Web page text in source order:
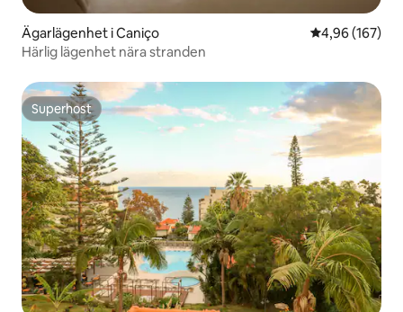
Ägarlägenhet i Caniço 4,96 av 5 i
4,96 (167)
Härlig lägenhet nära stranden
Superhost
Superhost